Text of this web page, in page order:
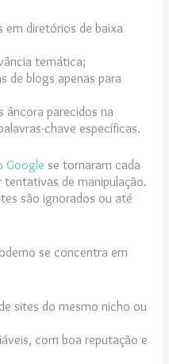
em diretórios de baixa
temática;
de blogs apenas para
âncora parecidos na
chave específicas.
Google se tornaram cada
de manipulação.
são ignorados ou até
se concentra em
sites do mesmo nicho ou
com boa reputação e